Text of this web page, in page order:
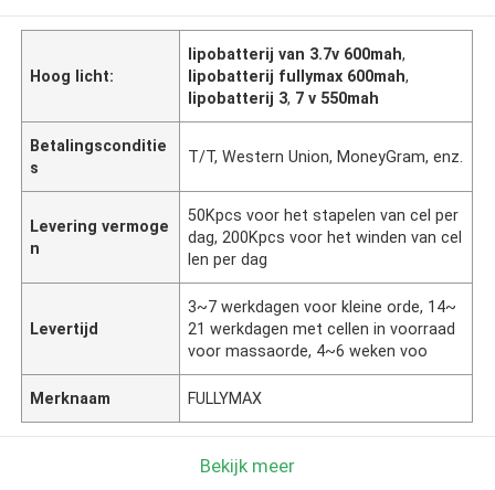
Hoog licht:
lipobatterij van 3.7v 600mah,
lipobatterij fullymax 600mah,
lipobatterij 3, 7 v 550mah
Betalingsconditie
s
T/T, Western Union, MoneyGram, enz.
Levering vermoge
n
50Kpcs voor het stapelen van cel per
dag, 200Kpcs voor het winden van cel
len per dag
Levertijd
3~7 werkdagen voor kleine orde, 14~
21 werkdagen met cellen in voorraad
voor massaorde, 4~6 weken voo
Merknaam FULLYMAX
Bekijk meer